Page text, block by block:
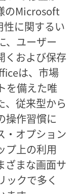
のMicrosoft
に関するい
、ユーザー
くおよび保存
は、市場
を備えた唯
、従来型から
操作習慣に
・オプション
プ上の利用
ざまな画面サ
ックで多く